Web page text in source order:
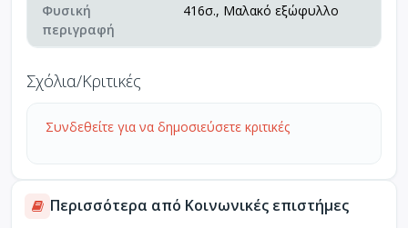
Φυσική
περιγραφή
416σ., Μαλακό εξώφυλλο
Σχόλια/Κριτικές
Συνδεθείτε για να δημοσιεύσετε κριτικές
Περισσότερα από Κοινωνικές επιστήμες